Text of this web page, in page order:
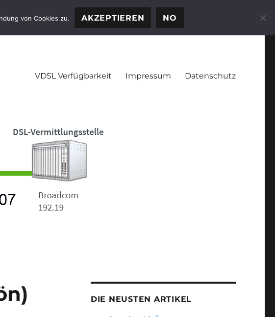
VDSL Verfügbarkeit Impressum Datenschutz
DIE NEUSTEN ARTIKEL
von Cookies zu. AKZEPTIEREN NO